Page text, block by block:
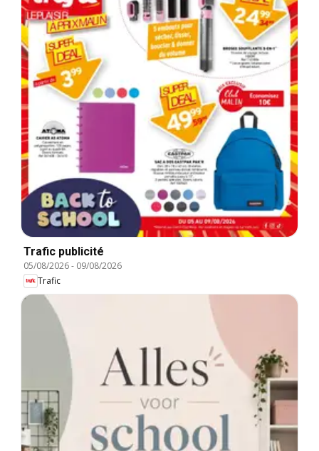
Trafic publicité
05/08/2026- 09/08/2026
Trafic